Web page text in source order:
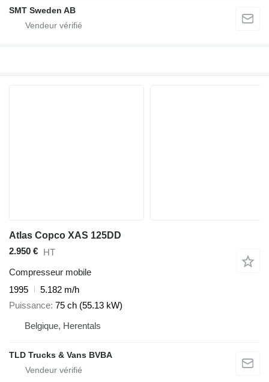
SMT Sweden AB
Atlas Copco XAS 125DD
2.950 € HT
Compresseur mobile
1995
5.182 m/h
Puissance 75 ch (55.13 kW)
Belgique, Herentals
TLD Trucks & Vans BVBA